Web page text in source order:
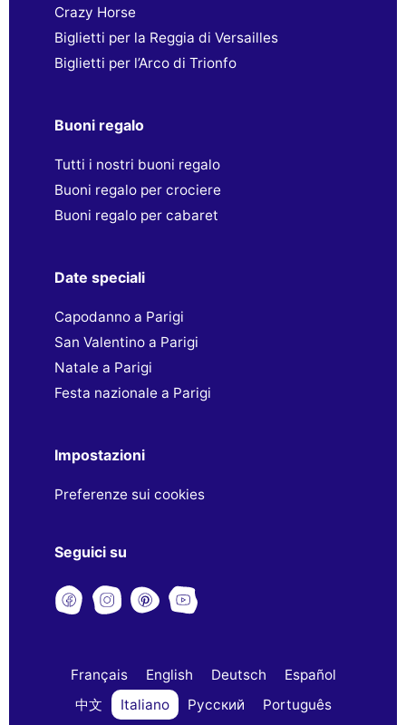
Crazy Horse
Biglietti per la Reggia di Versailles
Biglietti per l’Arco di Trionfo
Buoni regalo
Tutti i nostri buoni regalo
Buoni regalo per crociere
Buoni regalo per cabaret
Date speciali
Capodanno a Parigi
San Valentino a Parigi
Natale a Parigi
Festa nazionale a Parigi
Impostazioni
Preferenze sui cookies
Seguici su
Français English Deutsch
Español
中文
Italiano Русский Português